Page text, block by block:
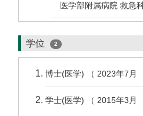
医学部附属病院 救急
学位 2
博士(医学) （ 2023年7月
学士(医学) （ 2015年3月